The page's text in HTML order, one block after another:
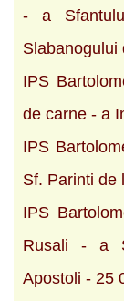
- a
Slabanogului
IPS
de carne - a
IPS
Sf. Parinti de
IPS
Rusali - a
Apostoli - 25